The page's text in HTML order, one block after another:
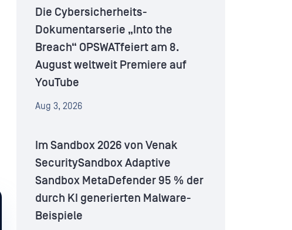
Die Cybersicherheits-
Dokumentarserie „Into the
Breach“ OPSWATfeiert am 8.
August weltweit Premiere auf
YouTube
Aug 3, 2026
Im Sandbox 2026 von Venak
SecuritySandbox Adaptive
Sandbox MetaDefender 95 % der
durch KI generierten Malware-
Beispiele